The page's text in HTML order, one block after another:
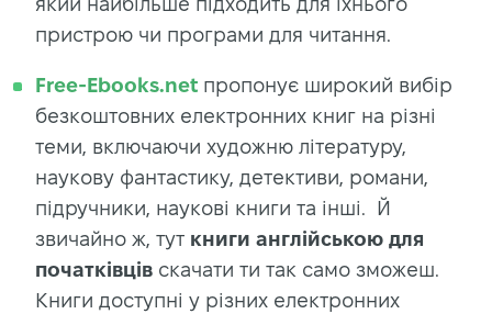
пристрою чи програми для читання.
Free-Ebooks.net пропонує широкий вибір
безкоштовних електронних книг на різні
теми, включаючи художню літературу,
наукову фантастику, детективи, романи,
підручники, наукові книги та інші. Й
звичайно ж, тут книги англійською для
початківців скачати ти так само зможеш.
Книги доступні у різних електронних